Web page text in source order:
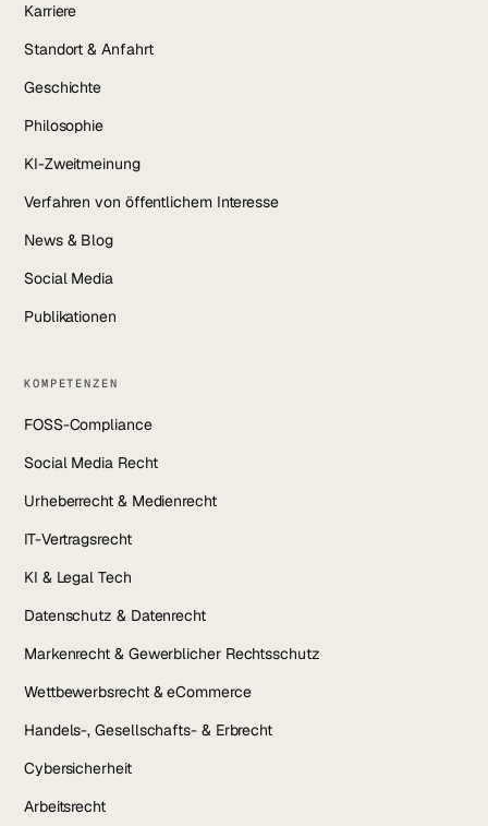
Karriere
Standort & Anfahrt
Geschichte
Philosophie
KI-Zweitmeinung
Verfahren von öffentlichem Interesse
News & Blog
Social Media
Publikationen
KOMPETENZEN
FOSS-Compliance
Social Media Recht
Urheberrecht & Medienrecht
IT-Vertragsrecht
KI & Legal Tech
Datenschutz & Datenrecht
Markenrecht & Gewerblicher Rechtsschutz
Wettbewerbsrecht & eCommerce
Handels-, Gesellschafts- & Erbrecht
Cybersicherheit
Arbeitsrecht